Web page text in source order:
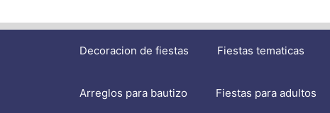
Decoracion de fiestas Fiestas tematicas
Arreglos para bautizo Fiestas para adultos